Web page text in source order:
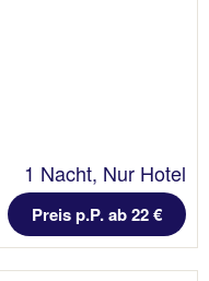
1 Nacht, Nur Hotel
Preis p.P. ab 22 €